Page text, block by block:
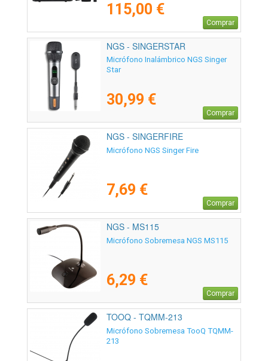
115,00 €
Comprar
NGS - SINGERSTAR
Micrófono Inalámbrico NGS Singer
Star
30,99 €
Comprar
NGS - SINGERFIRE
Micrófono NGS Singer Fire
7,69 €
Comprar
NGS - MS115
Micrófono Sobremesa NGS MS115
6,29 €
Comprar
TOOQ - TQMM-213
Micrófono Sobremesa TooQ TQMM-
213